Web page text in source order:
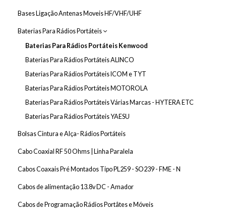
Bases Ligação Antenas Moveis HF/VHF/UHF
Baterias Para Rádios Portáteis
Baterias Para Rádios Portáteis Kenwood
Baterias Para Rádios Portáteis ALINCO
Baterias Para Rádios Portáteis ICOM e TYT
Baterias Para Rádios Portáteis MOTOROLA
Baterias Para Rádios Portáteis Várias Marcas - HYTERA ETC
Baterias Para Rádios Portáteis YAESU
Bolsas Cintura e Alça- Rádios Portáteis
Cabo Coaxial RF 50 Ohms | Linha Paralela
Cabos Coaxais Pré Montados Tipo PL259 - SO239 - FME - N
Cabos de alimentação 13.8v DC - Amador
Cabos de Programação Rádios Portâtes e Móveis